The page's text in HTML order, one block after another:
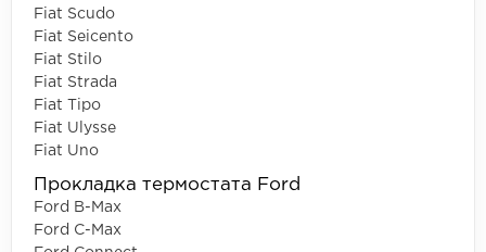
Fiat Scudo
Fiat Seicento
Fiat Stilo
Fiat Strada
Fiat Tipo
Fiat Ulysse
Fiat Uno
Прокладка термостата Ford
Ford B-Max
Ford C-Max